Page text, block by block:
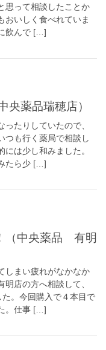
思って相談したことか
おいしく食べれていま
飲んで […]
央薬品瑞穂店）
たりしていたので、
つも行く薬局で相談し
は少し和みました。
たら少 […]
しまい疲れがなかなか
店の方へ相談して、
た。今回購入で４本目で
。仕事 […]